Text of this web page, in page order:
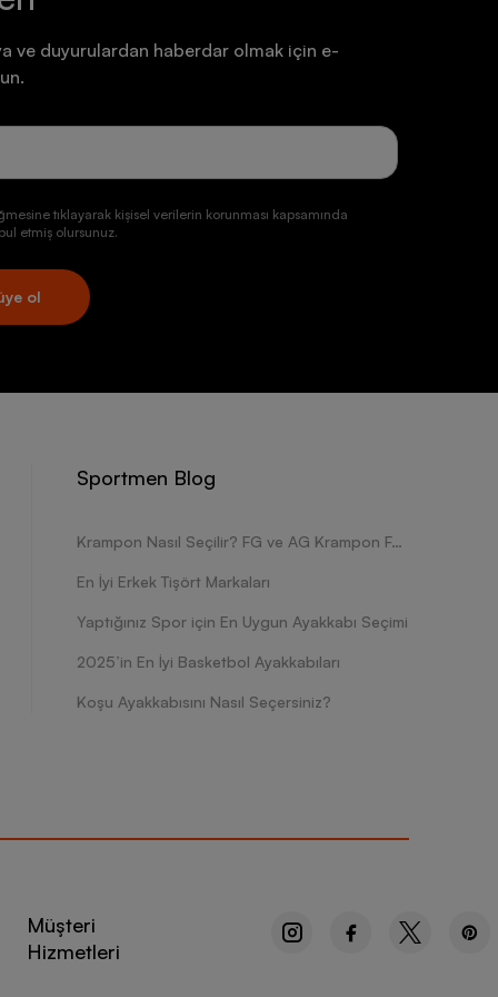
ve duyurulardan haberdar olmak için e-
tıklayarak kişisel verilerin korunması kapsamında
etmiş olursunuz.
ol
Sportmen Blog
Krampon Nasıl Seçilir? FG ve AG Krampon Farkları Nelerdir?
En İyi Erkek Tişört Markaları
Yaptığınız Spor için En Uygun Ayakkabı Seçimi
2025’in En İyi Basketbol Ayakkabıları
Koşu Ayakkabısını Nasıl Seçersiniz?
Müşteri
Hizmetleri